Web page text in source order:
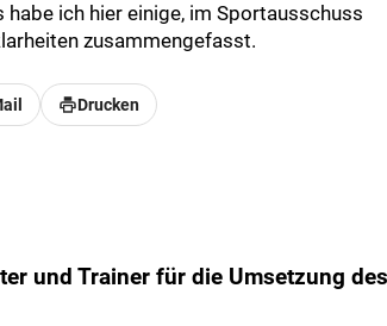
ich hier einige, im Sportausschuss
zusammengefasst.
Drucken
und Trainer für die Umsetzung des